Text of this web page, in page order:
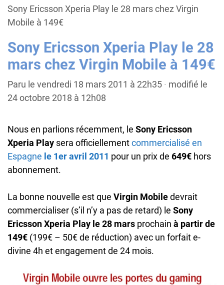
Sony Ericsson Xperia Play le 28 mars chez Virgin
Mobile à 149€
Sony Ericsson Xperia Play le 28
mars chez Virgin Mobile à 149€
Paru le vendredi 18 mars 2011 à 22h35 · modifié le
24 octobre 2018 à 12h08
Nous en parlions récemment, le Sony Ericsson
Xperia Play sera officiellementcommercialisé en
Espagne le 1er avril 2011 pour un prix de 649€ hors
abonnement.
La bonne nouvelle est que Virgin Mobiledevrait
commercialiser (s’il n’y a pas de retard) le Sony
Ericsson Xperia Play le 28 mars prochain à partir de
149€ (199€ – 50€ de réduction) avec un forfait e-
divine 4h et engagement de 24 mois.